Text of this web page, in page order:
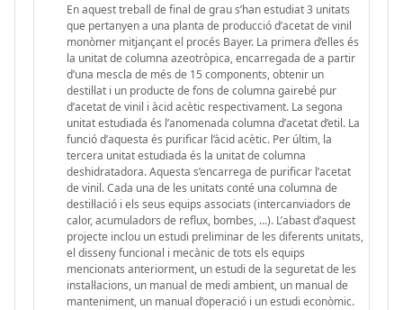
En aquest treball de final de grau s’han estudiat 3 unitats
que pertanyen a una planta de producció d’acetat de vinil
monòmer mitjançant el procés Bayer. La primera d’elles és
la unitat de columna azeotròpica, encarregada de a partir
d’una mescla de més de 15 components, obtenir un
destil·lat i un producte de fons de columna gairebé pur
d’acetat de vinil i àcid acètic respectivament. La segona
unitat estudiada és l’anomenada columna d’acetat d’etil. La
funció d’aquesta és purificar l’àcid acètic. Per últim, la
tercera unitat estudiada és la unitat de columna
deshidratadora. Aquesta s’encarrega de purificar l’acetat
de vinil. Cada una de les unitats conté una columna de
destil·lació i els seus equips associats (intercanviadors de
calor, acumuladors de reflux, bombes, ...). L’abast d’aquest
projecte inclou un estudi preliminar de les diferents unitats,
el disseny funcional i mecànic de tots els equips
mencionats anteriorment, un estudi de la seguretat de les
instal·lacions, un manual de medi ambient, un manual de
manteniment, un manual d’operació i un estudi econòmic.